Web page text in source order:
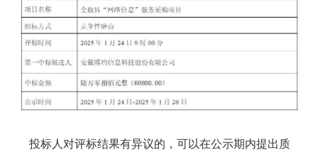
投标人对评标结果有异议的，可以在公示期内提出质